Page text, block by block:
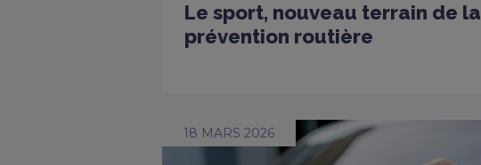
Le sport, nouveau terrain de la
prévention routière
18 MARS 2026